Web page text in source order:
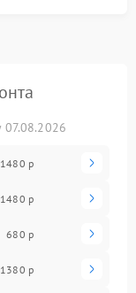
07.08.2026
1480 р
1480 р
680 р
1380 р